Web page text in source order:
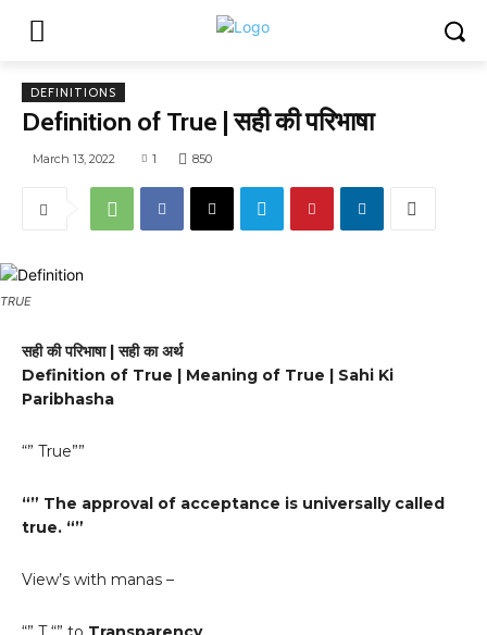
DEFINITIONS
Definition of True | सही की परिभाषा
March 13, 2022 1 850
TRUE
सही की परिभाषा | सही का अर्थ
Definition of True | Meaning of True | Sahi Ki
Paribhasha
“” True””
“” The approval of acceptance is universally called
true. “”
View’s with manas –